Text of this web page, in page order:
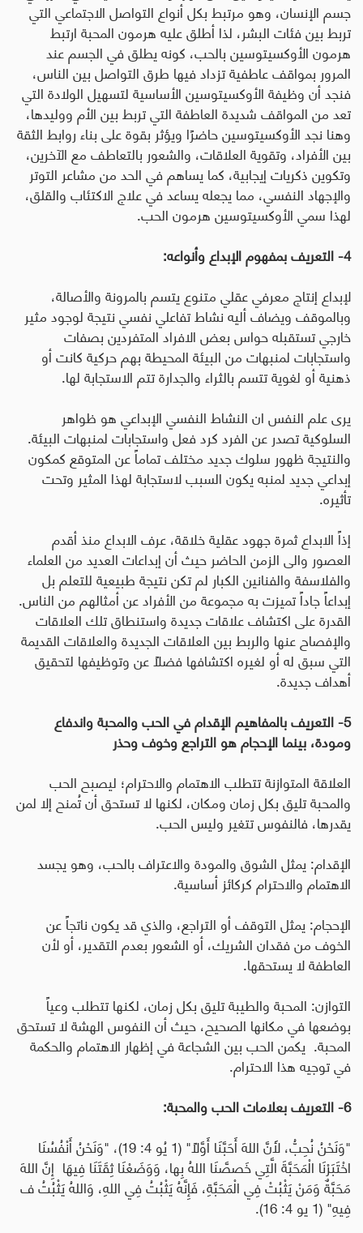
جسم الإنسان، وهو مرتبط بكل أنواع التواصل الاجتماعي التي
تربط بين فئات البشر، لذا أطلق عليه هرمون المحبة ارتبط
هرمون الأوكسيتوسين بالحب، كونه يطلق في الجسم عند
المرور بمواقف عاطفية تزداد فيها طرق التواصل بين الناس،
فنجد أن وظيفة الأوكسيتوسين الأساسية لتسهيل الولادة التي
تعد من المواقف شديدة العاطفة التي تربط بين الأم ووليدها،
وهنا نجد الأوكسيتوسين حاضرًا ويؤثر بقوة على بناء روابط الثقة
بين الأفراد، وتقوية العلاقات، والشعور بالتعاطف مع الآخرين،
وتكوين ذكريات إيجابية، كما يساهم في الحد من مشاعر التوتر
والإجهاد النفسي، مما يجعله يساعد في علاج الاكتئاب والقلق،
لهذا سمي الأوكسيتوسين هرمون الحب.
4- التعريف بمفهوم الإبداع وأنواعه:
لإبداع إنتاج معرفي عقلي متنوع يتسم بالمرونة والأصالة،
وبالموقف ويضاف أليه نشاط تفاعلي نفسي نتيجة لوجود مثير
خارجي تستقبله حواس بعض الافراد المتفردين بصفات
واستجابات لمنبهات من البيئة المحيطة بهم حركية كانت أو
ذهنية أو لغوية تتسم بالثراء والجدارة تتم الاستجابة لها.
يرى علم النفس ان النشاط النفسي الإبداعي هو ظواهر
السلوكية تصدر عن الفرد كرد فعل واستجابات لمنبهات البيئة.
والنتيجة ظهور سلوك جديد مختلف تماماً عن المتوقع كمكون
إبداعي جديد لمنبه يكون السبب لاستجابة لهذا المثير وتحت
تأثيره.
إذاً الابداع ثمرة جهود عقلية خلاقة، عرف الابداع منذ أقدم
العصور والى الزمن الحاضر حيث أن إبداعات العديد من العلماء
والفلاسفة والفنانين الكبار لم تكن نتيجة طبيعية للتعلم بل
إبداعاً جاداً تميزت به مجموعة من الأفراد عن أمثالهم من الناس.
القدرة على اكتشاف علاقات جديدة واستنطاق تلك العلاقات
والإفصاح عنها والربط بين العلاقات الجديدة والعلاقات القديمة
التي سبق له أو لغيره اكتشافها فضلاً عن وتوظيفها لتحقيق
أهداف جديدة.
5- التعريف بالمفاهيم الإقدام في الحب والمحبة واندفاع
ومودة، بينما الإحجام هو التراجع وخوف وحذر
العلاقة المتوازنة تتطلب الاهتمام والاحترام؛ ليصبح الحب
والمحبة تليق بكل زمان ومكان، لكنها لا تستحق أن تُمنح إلا لمن
يقدرها، فالنفوس تتغير وليس الحب.
الإقدام: يمثل الشوق والمودة والاعتراف بالحب، وهو يجسد
الاهتمام والاحترام كركائز أساسية.
الإحجام: يمثل التوقف أو التراجع، والذي قد يكون ناتجاً عن
الخوف من فقدان الشريك، أو الشعور بعدم التقدير، أو لأن
العاطفة لا يستحقها.
التوازن: المحبة والطيبة تليق بكل زمان، لكنها تتطلب وعياً
بوضعها في مكانها الصحيح، حيث أن النفوس الهشة لا تستحق
المحبة. يكمن الحب بين الشجاعة في إظهار الاهتمام والحكمة
في توجيه هذا الاحترام.
6- التعريف بعلامات الحب والمحبة:
"وَنَحْنُ نُحِبُّ، لأَنَّ اللهَ أَحَبَّنَا أَوَّلاً" (1 يُو 4: 19)، "وَنَحْنُ أَنْفُسُنَا
اخْتَبَرْنَا الْمَحَبَّةَ الَّتِي خَصصَّنَا اللهُ بِها، وَوَضَعْنَا ثِقَتَنَا فِيهَا إِنَّ اللهَ
مَحَبَّةٌ وَمَنْ يَثْبُتْ فِي الْمَحَبَّةِ، فَإِنَّهُ يَثْبُتُ فِي اللهِ، وَاللهُ يَثْبُتُ ف
فِيهِ" (1 يو 4: 16).